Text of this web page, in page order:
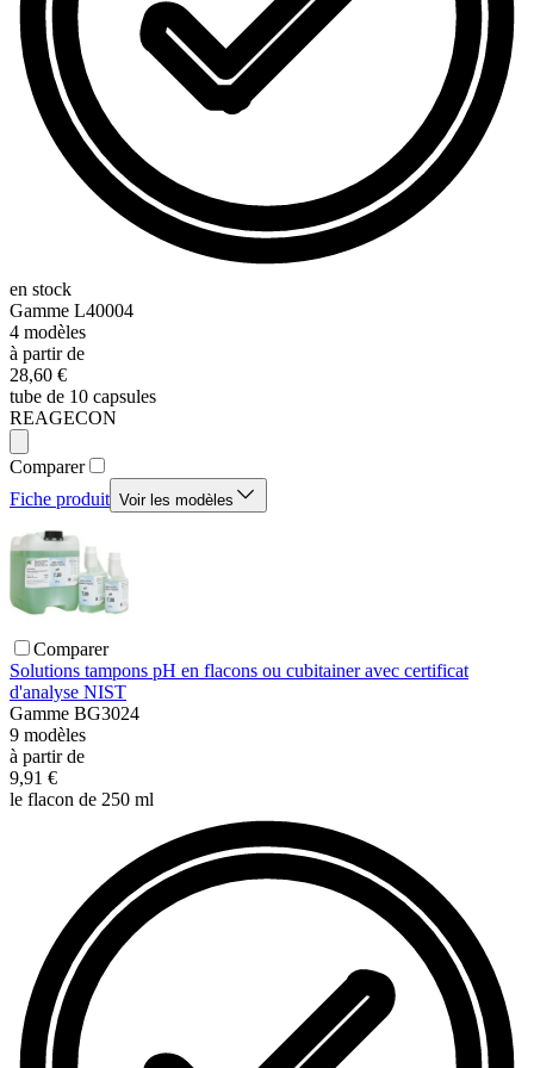
en stock
Gamme L40004
4 modèles
à partir de
28,60 €
tube de 10 capsules
REAGECON
Comparer
Fiche produit Voir les modèles
Comparer
Solutions tampons pH en flacons ou cubitainer avec certificat
d'analyse NIST
Gamme BG3024
9 modèles
à partir de
9,91 €
le flacon de 250 ml